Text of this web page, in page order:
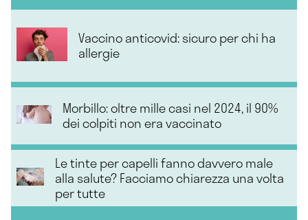
Vaccino anticovid: sicuro per chi ha
allergie
Morbillo: oltre mille casi nel 2024, il 90%
dei colpiti non era vaccinato
Le tinte per capelli fanno davvero male
alla salute? Facciamo chiarezza una volta
per tutte